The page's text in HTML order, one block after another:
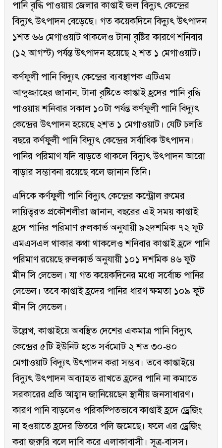
পানি বৃদ্ধি পাওয়ায় জেলার কাপ্তাই জল বিদ্যুৎ কেন্দ্রের
বিদ্যুৎ উৎপাদন বেড়েছে। গত কয়েকদিনে বিদ্যুৎ উৎপাদন
১শত ৬৬ মেগাওয়াট থাকলেও টানা বৃষ্টির কারণে শনিবার
(১২ আগস্ট) পর্যন্ত উৎপাদন হয়েছে ২ শত ১ মেগাওয়াট।
কর্ণফুলী পানি বিদ্যুৎ কেন্দ্রের ব্যবস্থাপক এটিএম
আব্দুজ্জাহের জানান, টানা বৃষ্টিতে কাপ্তাই হ্রদের পানি বৃদ্ধি
পাওয়ায় শনিবার সকাল ১০টা পর্যন্ত কর্ণফুলী পানি বিদ্যুৎ
কেন্দ্রের উৎপাদন হয়েছে ২শত ১ মেগাওয়াট। যেটি চলতি
বছরে কর্ণফুলী পানি বিদ্যুৎ কেন্দ্রের সর্বাধিক উৎপাদন।
পানির পরিমাণ যদি বাড়তে থাকলে বিদ্যুৎ উৎপাদন আরো
বাড়ার সম্ভাবনা রয়েছে বলে জানান তিনি।
এদিকে কর্ণফুলী পানি বিদ্যুৎ কেন্দ্রের কন্ট্রোল রুমের
দায়িত্বরত প্রকৌশলীরা জানান, বছরের এই সময় কাপ্তাই
হ্রদে পানির পরিমাণ রুলকার্ভ অনুযায়ী ৯২দশমিক ৭২ ফুট
এমএসএল থাকার কথা থাকলেও শনিবার কাপ্তাই হ্রদে পানি
পরিমাণ রয়েছে রুলকার্ভ অনুযায়ী ১০১ দশমিক ৪৬ ফুট
মীন সি লেভেল। যা গত কয়েকদিনের মধ্যে সর্বোচ্চ পানির
লেভেল। তবে কাপ্তাই হ্রদের পানির ধারণ ক্ষমতা ১০৯ ফুট
মীন সি লেভেল।
উল্লেখ, কাপ্তাইয়ে অবস্থিত দেশের একমাত্র পানি বিদ্যুৎ
কেন্দ্রের ৫টি ইউনিট হতে সর্বমোট ২ শত ৩০-৪০
মেগাওয়াট বিদ্যুৎ উৎপাদন করা সম্ভব। তবে কাপ্তাইয়ে
বিদ্যুৎ উৎপাদন অব্যাহত রাখতে হ্রদের পানি না কমাতে
সরকারের প্রতি আহ্বান জানিয়েছেন স্থানীয় জনসাধারণ।
কারণ পানি বাড়লেও পরিকল্পিতভাবে কাপ্তাই হ্রদে ড্রেজিং
না হওয়াতে হ্রদের ভিতরে পলি জমেছে। ফলে এর ড্রেজিং
করা জরুরি বলে দাবি করে এলাকাবাসী। সূত্র-বাসস।